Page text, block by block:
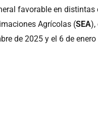
favorable en
Agrícolas (SEA),
de 2025 y el 6 de enero